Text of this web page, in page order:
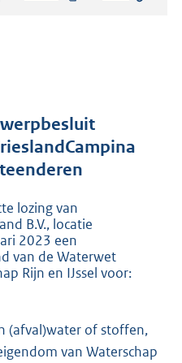
r
o
t
e
:
2
4
0
lozing van
B.V., locatie
2023 een
van de Waterwet
Rijn en IJssel voor:
(afval)water of stoffen,
van Waterschap